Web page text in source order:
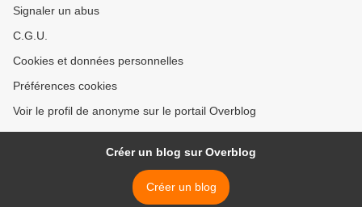
Signaler un abus
C.G.U.
Cookies et données personnelles
Préférences cookies
Voir le profil de anonyme sur le portail Overblog
Créer un blog sur Overblog
Créer un blog